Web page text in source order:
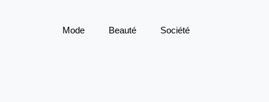
Mode Beauté Société